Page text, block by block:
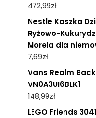
472,99zł
Nestle Kaszka
Ryżowo-
Morela dla
7,69zł
Vans Realm
VN0A3UI6BLK1
148,99zł
LEGO Friends